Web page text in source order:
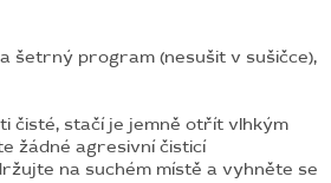
šetrný program (nesušit v sušičce),
čisté, stačí je jemně otřít vlhkým
žádné agresivní čisticí
na suchém místě a vyhněte se